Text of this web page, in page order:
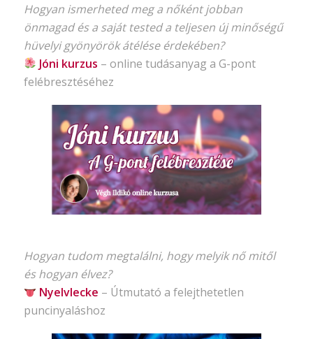
Hogyan ismerheted meg a nőként jobban
önmagad és a saját tested a teljesen új minőségű
hüvelyi gyönyörök átélése érdekében?
Jóni kurzus – online tudásanyag a G-pont
felébresztéséhez
Hogyan tudom megtalálni, hogy melyik nő mitől
és hogyan élvez?
Nyelvlecke – Útmutató a felejthetetlen
puncinyaláshoz